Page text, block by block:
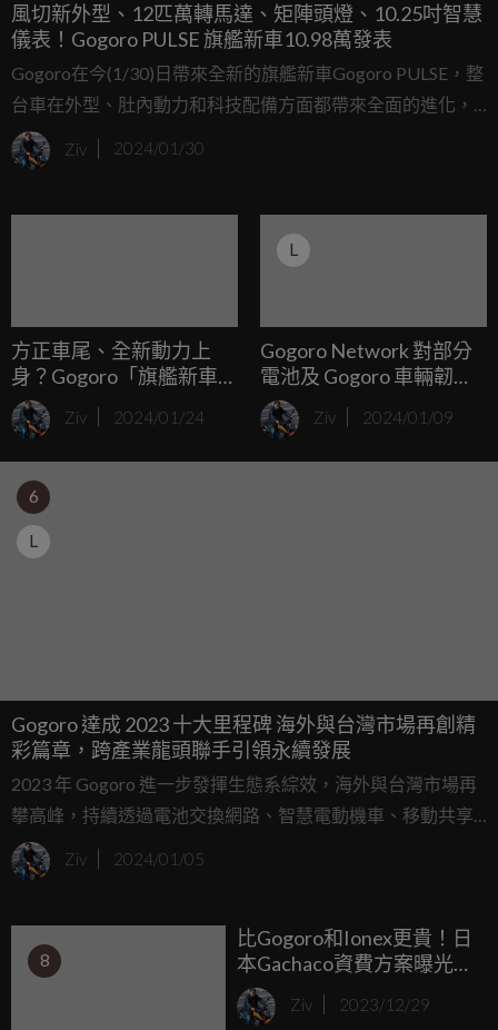
風切新外型、12匹萬轉馬達、矩陣頭燈、10.25吋智慧
儀表！Gogoro PULSE 旗艦新車10.98萬發表
Gogoro在今(1/30)日帶來全新的旗艦新車Gogoro PULSE，整
台車在外型、肚內動力和科技配備方面都帶來全面的進化，
外型設計採用全新的風切空氣力學設計，一掃過去Gogoro被
車友們詬病流用感太強的問題；動力方面導入全新的Hyper
力、378Nm輪上扭力，科技方面則導入10.25吋觸控儀表、騎
乘模式、彈射起步、逐彎導航、矩陣式頭燈、轉向照明輔助
Ziv 2024/01/30
方正車尾、全新動力上
身？Gogoro「旗艦新車」
預告1月30日正式登場！
Ziv 2024/01/24
L
Gogoro Network 對部分
電池及 Gogoro 車輛韌體
異常的進一步說明與對應
方案
Ziv 2024/01/09
6
L
Gogoro 達成 2023 十大里程碑 海外與台灣市場再創精
彩篇章，跨產業龍頭聯手引領永續發展
2023 年 Gogoro 進一步發揮生態系綜效，海外與台灣市場再
攀高峰，持續透過電池交換網路、智慧電動機車、移動共享
服務帶來便利的用戶體驗；更攜手各產業領導品牌拓展創新
應用，扮演全球運具電動化與城市永續轉型的重要推手。
Ziv 2024/01/05
8
比Gogoro和Ionex更貴！日
本Gachaco資費方案曝光，
最低月租費233元台幣起。
Ziv 2023/12/29